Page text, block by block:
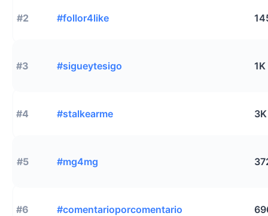
#2 #follor4like
#3 #sigueytesigo 1K
#4 #stalkearme 3K
#5 #mg4mg
#6 #comentarioporcomentario